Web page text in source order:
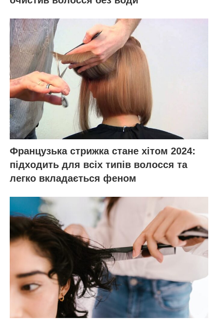
Французька стрижка стане хітом 2024:
підходить для всіх типів волосся та
легко вкладається феном